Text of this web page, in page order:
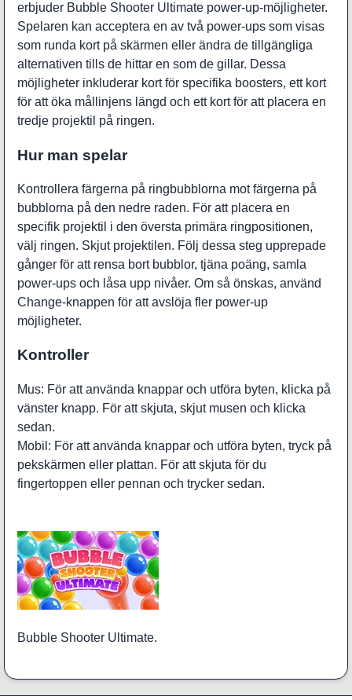
erbjuder Bubble Shooter Ultimate power-up-möjligheter.
Spelaren kan acceptera en av två power-ups som visas
som runda kort på skärmen eller ändra de tillgängliga
alternativen tills de hittar en som de gillar. Dessa
möjligheter inkluderar kort för specifika boosters, ett kort
för att öka mållinjens längd och ett kort för att placera en
tredje projektil på ringen.
Hur man spelar
Kontrollera färgerna på ringbubblorna mot färgerna på
bubblorna på den nedre raden. För att placera en
specifik projektil i den översta primära ringpositionen,
välj ringen. Skjut projektilen. Följ dessa steg upprepade
gånger för att rensa bort bubblor, tjäna poäng, samla
power-ups och låsa upp nivåer. Om så önskas, använd
Change-knappen för att avslöja fler power-up
möjligheter.
Kontroller
Mus: För att använda knappar och utföra byten, klicka på
vänster knapp. För att skjuta, skjut musen och klicka
sedan.
Mobil: För att använda knappar och utföra byten, tryck på
pekskärmen eller plattan. För att skjuta för du
fingertoppen eller pennan och trycker sedan.
Bubble Shooter Ultimate.